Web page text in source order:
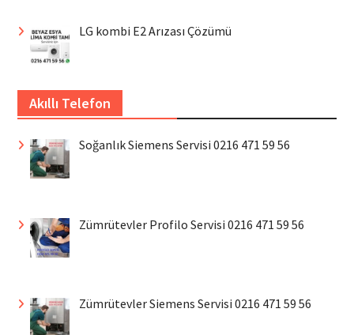
LG kombi E2 Arızası Çözümü
Akıllı Telefon
Soğanlık Siemens Servisi 0216 471 59 56
Zümrütevler Profilo Servisi 0216 471 59 56
Zümrütevler Siemens Servisi 0216 471 59 56